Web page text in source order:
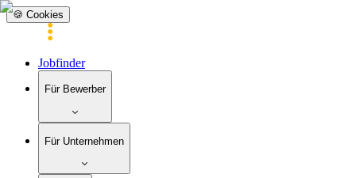
🍪 Cookies
Jobfinder
Für Bewerber
Für Unternehmen